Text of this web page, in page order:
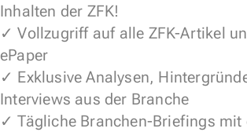
Inhalten der ZFK!
✓ Vollzugriff auf alle ZFK-Artikel
ePaper
✓ Exklusive Analysen,
Interviews aus der Branche
✓ Tägliche Branchen-Briefings mit